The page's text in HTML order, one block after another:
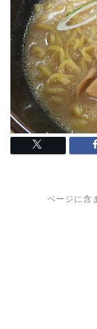
ページに含